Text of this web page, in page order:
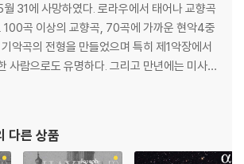
31에 사망하였다. 로라우에서 태어나 교향곡
100곡 이상의 교향곡, 70곡에 가까운 현악4중
악곡의 전형을 만들었으며 특히 제1악장에서
사람으로도 유명하다. 그리고 만년에는 미사곡
造) Schopfung'(1798), '사계(四季) Die J
오라토리오풍의 교회음악의 명작을 남겼
다른 상품